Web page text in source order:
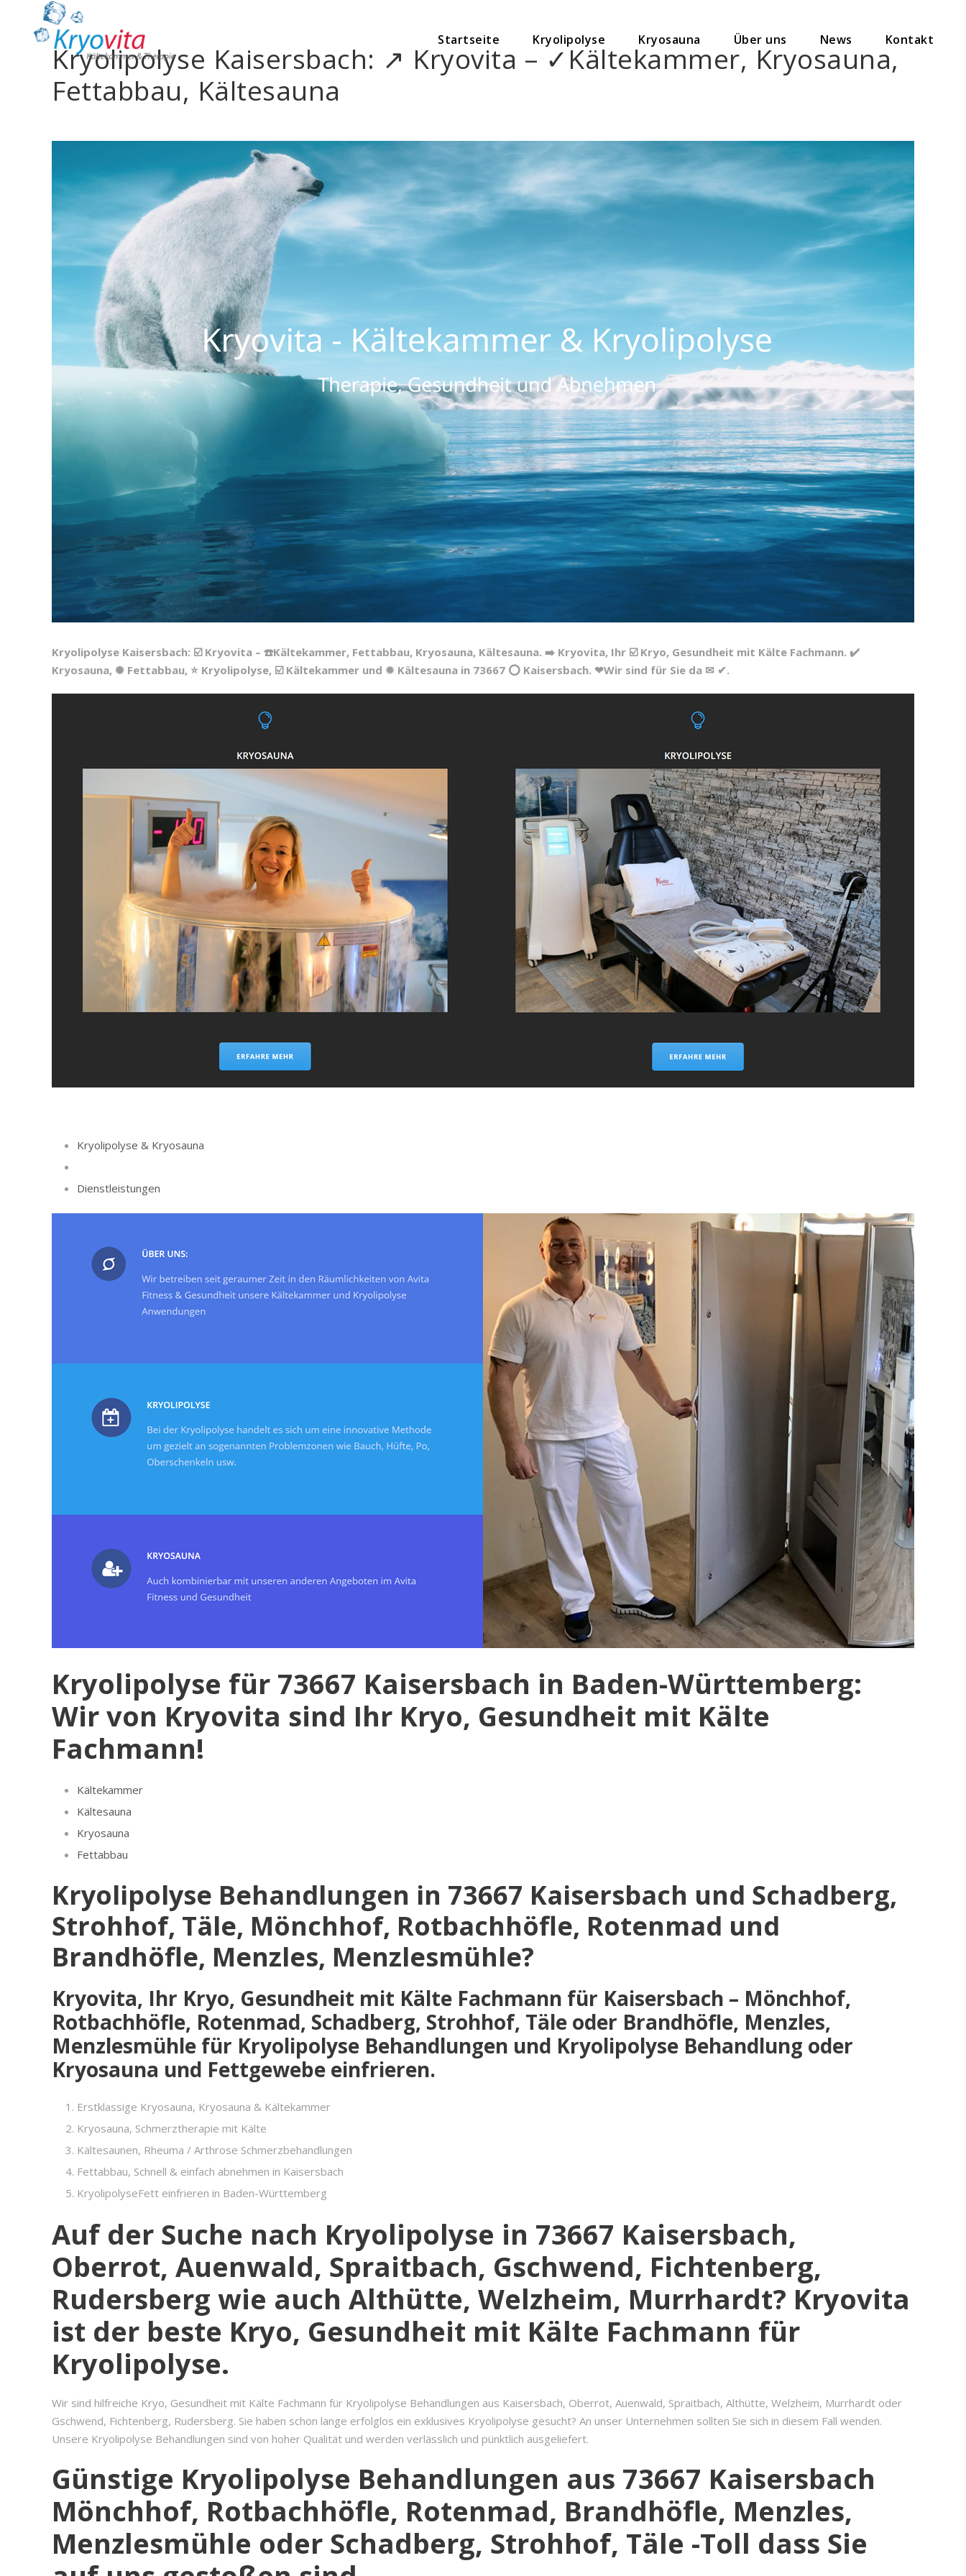
Startseite Kryolipolyse Kryosauna Über uns News Kontakt
Kryolipolyse Kaisersbach: ↗️ Kryovita – ✓Kältekammer, Kryosauna,
Fettabbau, Kältesauna
Kryolipolyse Kaisersbach: ☑️ Kryovita – ☎️Kältekammer, Fettabbau, Kryosauna, Kältesauna. ➡️ Kryovita, Ihr ☑️ Kryo, Gesundheit mit Kälte Fachmann. ✔️
Kryosauna, ✺ Fettabbau, ⭐ Kryolipolyse, ☑️ Kältekammer und ✹ Kältesauna in 73667 ⭕ Kaisersbach. ❤Wir sind für Sie da ✉ ✔.
Kryolipolyse & Kryosauna
Dienstleistungen
Kryolipolyse für 73667 Kaisersbach in Baden-Württemberg:
Wir von Kryovita sind Ihr Kryo, Gesundheit mit Kälte
Fachmann!
Kältekammer
Kältesauna
Kryosauna
Fettabbau
Kryolipolyse Behandlungen in 73667 Kaisersbach und Schadberg,
Strohhof, Täle, Mönchhof, Rotbachhöfle, Rotenmad und
Brandhöfle, Menzles, Menzlesmühle?
Kryovita, Ihr Kryo, Gesundheit mit Kälte Fachmann für Kaisersbach – Mönchhof,
Rotbachhöfle, Rotenmad, Schadberg, Strohhof, Täle oder Brandhöfle, Menzles,
Menzlesmühle für Kryolipolyse Behandlungen und Kryolipolyse Behandlung oder
Kryosauna und Fettgewebe einfrieren.
Erstklassige Kryosauna, Kryosauna & Kältekammer
Kryosauna, Schmerztherapie mit Kälte
Kältesaunen, Rheuma / Arthrose Schmerzbehandlungen
Fettabbau, Schnell & einfach abnehmen in Kaisersbach
KryolipolyseFett einfrieren in Baden-Württemberg
Auf der Suche nach Kryolipolyse in 73667 Kaisersbach,
Oberrot, Auenwald, Spraitbach, Gschwend, Fichtenberg,
Rudersberg wie auch Althütte, Welzheim, Murrhardt? Kryovita
ist der beste Kryo, Gesundheit mit Kälte Fachmann für
Kryolipolyse.
Wir sind hilfreiche Kryo, Gesundheit mit Kälte Fachmann für Kryolipolyse Behandlungen aus Kaisersbach, Oberrot, Auenwald, Spraitbach, Althütte, Welzheim, Murrhardt oder
Gschwend, Fichtenberg, Rudersberg. Sie haben schon lange erfolglos ein exklusives Kryolipolyse gesucht? An unser Unternehmen sollten Sie sich in diesem Fall wenden.
Unsere Kryolipolyse Behandlungen sind von hoher Qualität und werden verlässlich und pünktlich ausgeliefert.
Günstige Kryolipolyse Behandlungen aus 73667 Kaisersbach
Mönchhof, Rotbachhöfle, Rotenmad, Brandhöfle, Menzles,
Menzlesmühle oder Schadberg, Strohhof, Täle -Toll dass Sie